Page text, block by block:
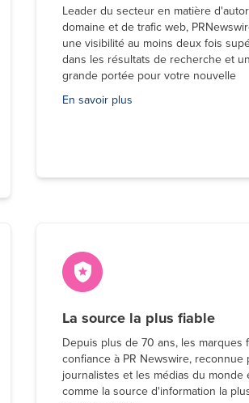
Leader du secteur en matière
domaine et de trafic web,
une visibilité au moins deux fois
dans les résultats de recherche et
grande portée pour votre nouvelle
En savoir plus
La source la plus fiable
Depuis plus de 70 ans, les marques
confiance à PR Newswire, reconnue
journalistes et les médias du monde
comme la source d'information la